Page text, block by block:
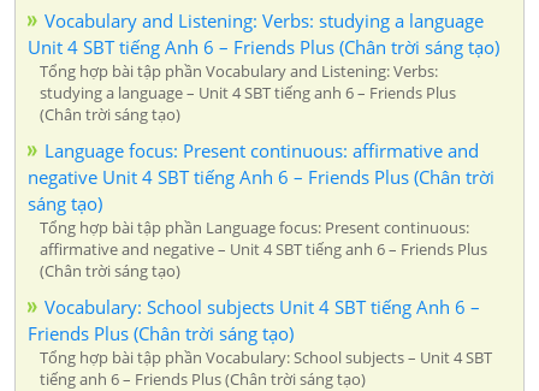
Vocabulary and Listening: Verbs: studying a language
Unit 4 SBT tiếng Anh 6 – Friends Plus (Chân trời sáng tạo)
Tổng hợp bài tập phần Vocabulary and Listening: Verbs:
studying a language – Unit 4 SBT tiếng anh 6 – Friends Plus
(Chân trời sáng tạo)
Language focus: Present continuous: affirmative and
negative Unit 4 SBT tiếng Anh 6 – Friends Plus (Chân trời
sáng tạo)
Tổng hợp bài tập phần Language focus: Present continuous:
affirmative and negative – Unit 4 SBT tiếng anh 6 – Friends Plus
(Chân trời sáng tạo)
Vocabulary: School subjects Unit 4 SBT tiếng Anh 6 –
Friends Plus (Chân trời sáng tạo)
Tổng hợp bài tập phần Vocabulary: School subjects – Unit 4 SBT
tiếng anh 6 – Friends Plus (Chân trời sáng tạo)